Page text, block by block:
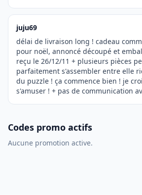
juju69
délai de livraison long ! cadeau
pour noël, annoncé découpé et
reçu le 26/12/11 + plusieurs pièces
parfaitement s'assembler entre elle
du puzzle ! ça commence bien ! je
s'amuser ! + pas de communication
Codes promo actifs
Aucune promotion active.